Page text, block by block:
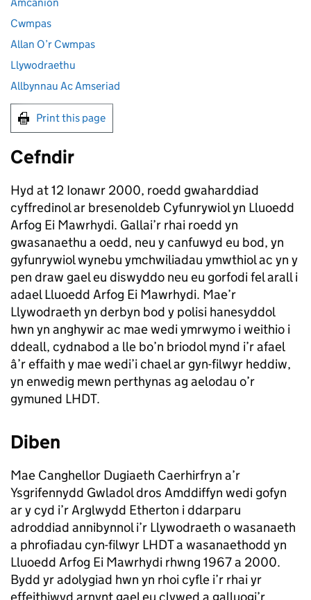
Cwmpas
Allan O’r Cwmpas
Llywodraethu
Allbynnau Ac Amseriad
Print this page
Cefndir
Hyd at 12 Ionawr 2000, roedd gwaharddiad
cyffredinol ar bresenoldeb Cyfunrywiol yn Lluoedd
Arfog Ei Mawrhydi. Gallai’r rhai roedd yn
gwasanaethu a oedd, neu y canfuwyd eu bod, yn
gyfunrywiol wynebu ymchwiliadau ymwthiol ac yn y
pen draw gael eu diswyddo neu eu gorfodi fel arall i
adael Lluoedd Arfog Ei Mawrhydi. Mae’r
Llywodraeth yn derbyn bod y polisi hanesyddol
hwn yn anghywir ac mae wedi ymrwymo i weithio i
ddeall, cydnabod a lle bo’n briodol mynd i’r afael
â’r effaith y mae wedi’i chael ar gyn-filwyr heddiw,
yn enwedig mewn perthynas ag aelodau o’r
gymuned LHDT.
Diben
Mae Canghellor Dugiaeth Caerhirfryn a’r
Ysgrifennydd Gwladol dros Amddiffyn wedi gofyn
ar y cyd i’r Arglwydd Etherton i ddarparu
adroddiad annibynnol i’r Llywodraeth o wasanaeth
a phrofiadau cyn-filwyr LHDT a wasanaethodd yn
Lluoedd Arfog Ei Mawrhydi rhwng 1967 a 2000.
Bydd yr adolygiad hwn yn rhoi cyfle i’r rhai yr
effeithiwyd arnynt gael eu clywed a galluogi’r